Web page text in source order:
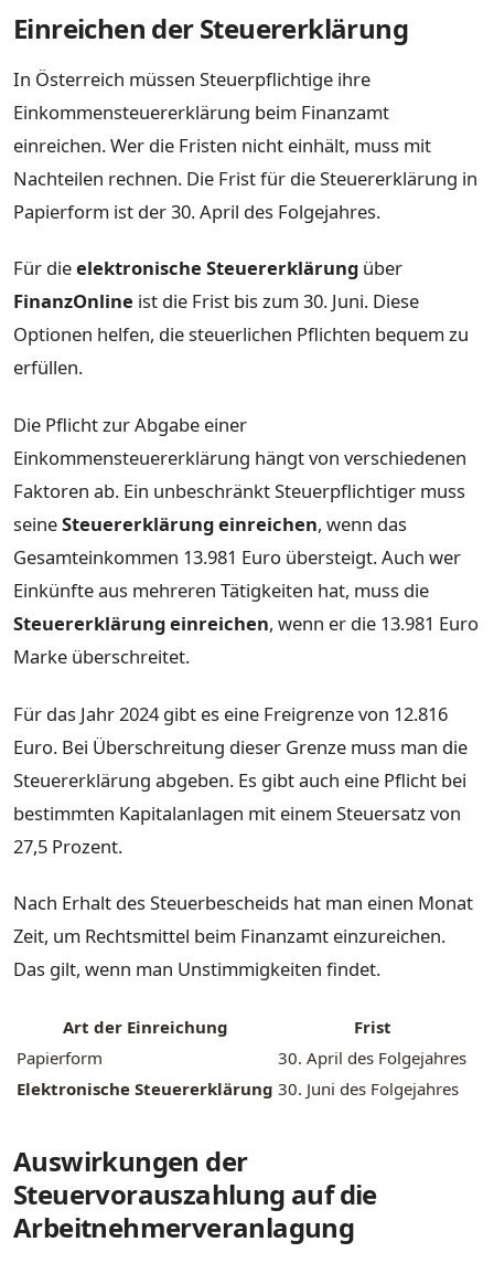
Einreichen der Steuererklärung
In Österreich müssen Steuerpflichtige ihre
Einkommensteuererklärung beim Finanzamt
einreichen. Wer die Fristen nicht einhält, muss mit
Nachteilen rechnen. Die Frist für die Steuererklärung in
Papierform ist der 30. April des Folgejahres.
Für dieelektronische Steuererklärung über
FinanzOnline ist die Frist bis zum 30. Juni. Diese
Optionen helfen, die steuerlichen Pflichten bequem zu
erfüllen.
Die Pflicht zur Abgabe einer
Einkommensteuererklärung hängt von verschiedenen
Faktoren ab. Ein unbeschränkt Steuerpflichtiger muss
seineSteuererklärung einreichen, wenn das
Gesamteinkommen 13.981 Euro übersteigt. Auch wer
Einkünfte aus mehreren Tätigkeiten hat, muss die
Steuererklärung einreichen, wenn er die 13.981 Euro
Marke überschreitet.
Für das Jahr 2024 gibt es eine Freigrenze von 12.816
Euro. Bei Überschreitung dieser Grenze muss man die
Steuererklärung abgeben. Es gibt auch eine Pflicht bei
bestimmten Kapitalanlagen mit einem Steuersatz von
27,5 Prozent.
Nach Erhalt des Steuerbescheids hat man einen Monat
Zeit, um Rechtsmittel beim Finanzamt einzureichen.
Das gilt, wenn man Unstimmigkeiten findet.
Art der Einreichung
Frist
Papierform
30. April des Folgejahres
Elektronische Steuererklärung 30. Juni des Folgejahres
Auswirkungen der
Steuervorauszahlung auf die
Arbeitnehmerveranlagung